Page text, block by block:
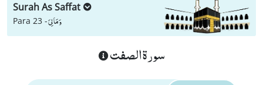
Surah As Saffat
Para 23 -وَ مَا لِیَ
سورة الصفت